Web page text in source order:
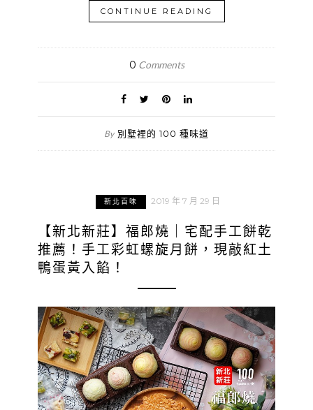
CONTINUE READING
0 Comments
By 別墅裡的 100 種味道
新北百味 2019 年 7 月 29 日
【新北新莊】福郎燒｜宅配手工餅乾
推薦！手工彩虹螺旋月餅，現敲紅土
鴨蛋黃入餡！